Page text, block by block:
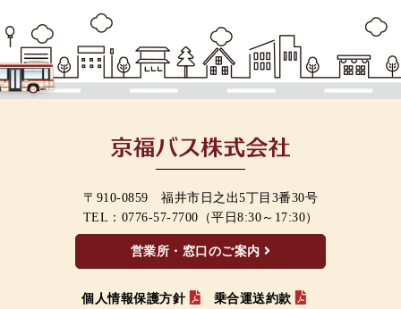
〒910-0859 福井市日之出5丁目3番30号
TEL： 0776-57-7700 （平日8:30～17:30）
営業所・窓口のご案内
個人情報保護方針 乗合運送約款